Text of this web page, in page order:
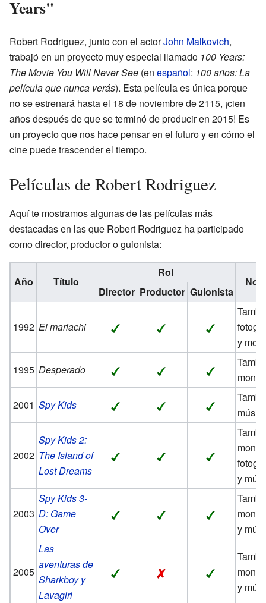
Years"
Robert Rodriguez, junto con el actorJohn Malkovich,
trabajó en un proyecto muy especial llamado 100 Years:
The Movie You Will Never See (en español: 100 años: La
película que nunca verás). Esta película es única porque
no se estrenará hasta el 18 de noviembre de 2115, ¡cien
años después de que se terminó de producir en 2015! Es
un proyecto que nos hace pensar en el futuro y en cómo el
cine puede trascender el tiempo.
Películas de Robert Rodriguez
Aquí te mostramos algunas de las películas más
destacadas en las que Robert Rodriguez ha participado
como director, productor o guionista:
Año Título
Rol
Director Productor Guionista
1992 El mariachi
y
1995 Desperado
2001 Spy Kids
2002
Spy Kids 2:
The Island of
Lost Dreams
y
2003
Spy Kids 3-
D: Game
Over
y
2005
Las
aventuras de
Sharkboy y
Lavagirl
y